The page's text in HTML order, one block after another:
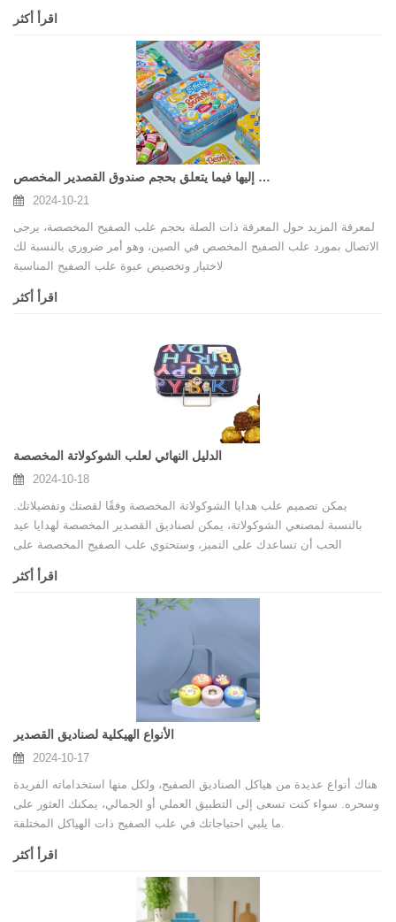
اقرأ أكثر
الأشياء التي تحتاج إلى الانتباه إليها فيما يتعلق بحجم صندوق القصدير المخصص
2024-10-21
لمعرفة المزيد حول المعرفة ذات الصلة بحجم علب الصفيح المخصصة، يرجى
الاتصال بمورد علب الصفيح المخصص في الصين، وهو أمر ضروري بالنسبة لك
لاختيار وتخصيص عبوة علب الصفيح المناسبة
اقرأ أكثر
الدليل النهائي لعلب الشوكولاتة المخصصة
2024-10-18
يمكن تصميم علب هدايا الشوكولاتة المخصصة وفقًا لقصتك وتفضيلاتك.
بالنسبة لمصنعي الشوكولاتة، يمكن لصناديق القصدير المخصصة لهدايا عيد
الحب أن تساعدك على التميز، وستحتوي علب الصفيح المخصصة على
التدفقات التالية
اقرأ أكثر
الأنواع الهيكلية لصناديق القصدير
2024-10-17
هناك أنواع عديدة من هياكل الصناديق الصفيح، ولكل منها استخداماته الفريدة
وسحره. سواء كنت تسعى إلى التطبيق العملي أو الجمالي، يمكنك العثور على
ما يلبي احتياجاتك في علب الصفيح ذات الهياكل المختلفة.
اقرأ أكثر